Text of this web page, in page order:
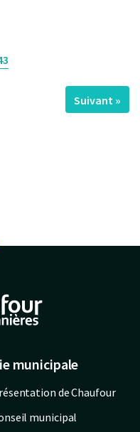
Suivant »
municipale
de Chaufour
municipal